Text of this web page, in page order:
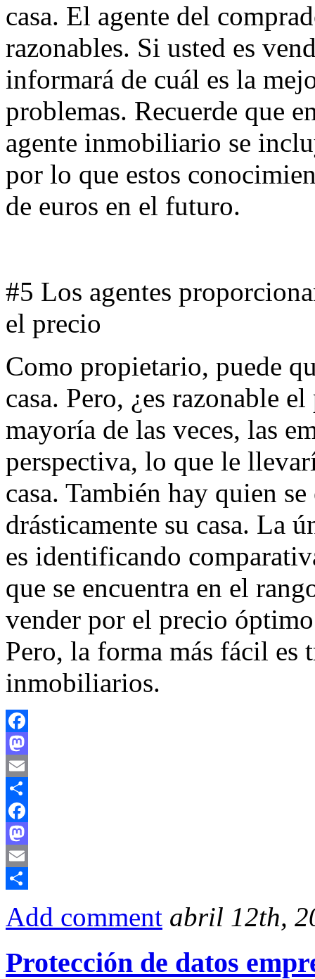
casa. El agente del
razonables. Si usted es
informará de cuál es la
problemas. Recuerde que
agente inmobiliario se
por lo que estos
de euros en el futuro.
#5 Los agentes
el precio
Como propietario, puede
casa. Pero, ¿es razonable
mayoría de las veces, las
perspectiva, lo que le
casa. También hay quien
drásticamente su casa. La
es identificando
que se encuentra en el
vender por el precio
Pero, la forma más fácil es
inmobiliarios.
Facebook
Mastodon
Email
Compartir
Facebook
Mastodon
Email
Add comment abril 12th,
Protección de datos